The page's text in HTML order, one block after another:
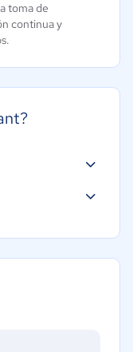
toma de
continua y